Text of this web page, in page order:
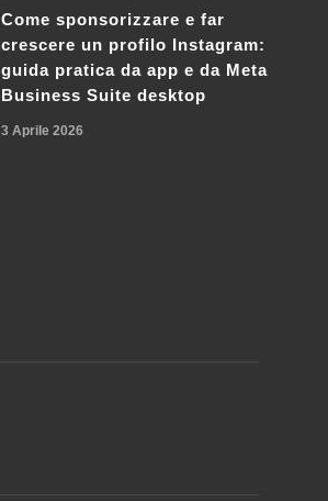
Come sponsorizzare e far
crescere un profilo Instagram:
guida pratica da app e da Meta
Business Suite desktop
3 Aprile 2026